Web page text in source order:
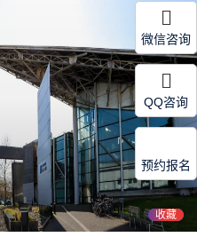
收藏
微信咨询
QQ咨询
预约报名